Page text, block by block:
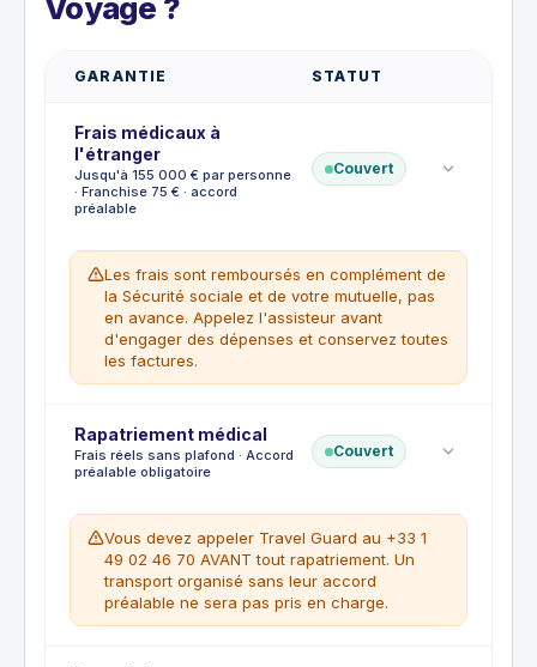
GARANTIE STATUT
Frais médicaux à
l'étranger
Jusqu'à 155 000 € par personne
· Franchise 75 € · accord
préalable
Couvert
Les frais sont remboursés en complément de
la Sécurité sociale et de votre mutuelle, pas
en avance. Appelez l'assisteur avant
d'engager des dépenses et conservez toutes
les factures.
Franchise:€75
CE QUI EST COUVERT
prescrits à l'étranger
Frais d'hospitalisation, avec avance
possible si rapatriement impossible
Frais dentaires d'urgence jusqu'à 155 €
Titulaire, conjoint et enfants de moins de
Rapatriement médical
Frais réels sans plafond · Accord
préalable obligatoire
Couvert
Vous devez appeler Travel Guard au +33 1
49 02 46 70 AVANT tout rapatriement. Un
transport organisé sans leur accord
préalable ne sera pas pris en charge.